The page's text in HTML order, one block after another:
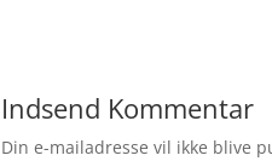
Indsend Kommentar
Din e-mailadresse vil ikke blive